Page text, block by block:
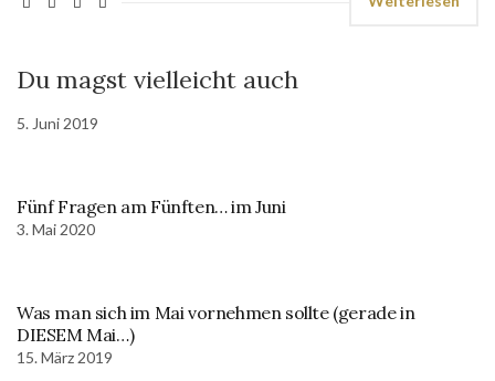
Du magst vielleicht auch
5. Juni 2019
Fünf Fragen am Fünften… im Juni
3. Mai 2020
Was man sich im Mai vornehmen sollte (gerade in
DIESEM Mai…)
15. März 2019